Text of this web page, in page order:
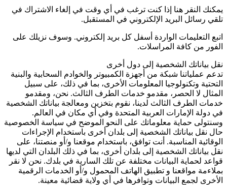
يمكنك النقر هنا إذا كنت ترغب في أي وقت في إلغاء الاشتراك في
تلقي رسائل البريد الإلكتروني في المستقبل.
اتبع التعليمات الواردة أسفل كل بريد إلكتروني. وسوف نزيلك على
الفور من كافة المراسلات.
نقل بياناتك الشخصية إلى دول أخرى
تدعم عملياتنا شبكة من أجهزة الكمبيوتر والخوادم السحابية والبنية
التحتية وتكنولوجيا المعلومات الأخرى، بما في ذلك، على سبيل
المثال لا الحصر، مقدمو خدمات الطرف الثالث. نحن، ومقدمو
خدمات الطرف الثالث لدينا، نقوم بتخزين ومعالجة بياناتك الشخصية
في دولة الإمارات العربية المتحدة وفي أي مكان في العالم.
وسنتولى حماية معلوماتك على النحو الموضح في سياسة الخصوصية
حال نقل بياناتك الشخصية إلى بلدان أخرى باستخدام الإجراءات
الوقائية المناسبة. أنت توافق، باستخدام موقعنا و/أو منصتنا، على
نقل بياناتك الشخصية إلى بلدان أخرى، بما في ذلك البلدان التي لديها
قواعد لحماية البيانات مختلفة عن تلك السارية في بلدك. نحن لا نقر
بملاءمة مواقعنا و تطبيق الهاتف المحمول و/أو الخدمات الرقمية
الأخرى لجمع البيانات وتوافرها في أي ولاية قضائية معينة.